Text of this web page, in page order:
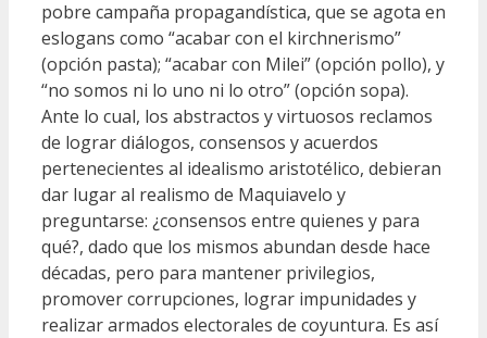
pobre campaña propagandística, que se agota en
eslogans como “acabar con el kirchnerismo”
(opción pasta); “acabar con Milei” (opción pollo), y
“no somos ni lo uno ni lo otro” (opción sopa).
Ante lo cual, los abstractos y virtuosos reclamos
de lograr diálogos, consensos y acuerdos
pertenecientes al idealismo aristotélico, debieran
dar lugar al realismo de Maquiavelo y
preguntarse: ¿consensos entre quienes y para
qué?, dado que los mismos abundan desde hace
décadas, pero para mantener privilegios,
promover corrupciones, lograr impunidades y
realizar armados electorales de coyuntura. Es así